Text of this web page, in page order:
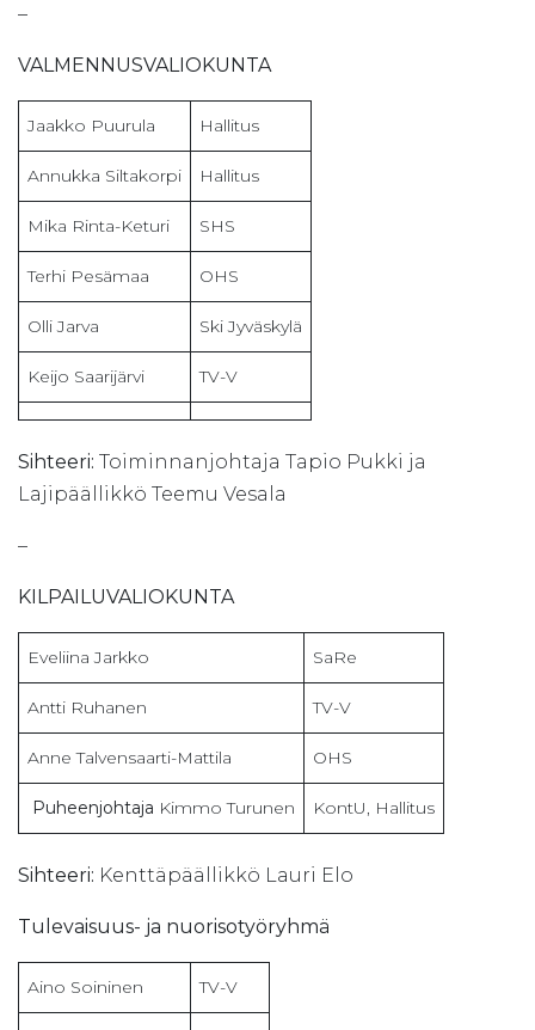
–
VALMENNUSVALIOKUNTA
Jaakko Puurula Hallitus
Annukka Siltakorpi Hallitus
Mika Rinta-Keturi SHS
Terhi Pesämaa OHS
Olli Jarva Ski Jyväskylä
Keijo Saarijärvi TV-V
Sihteeri: Toiminnanjohtaja Tapio Pukki ja
Lajipäällikkö Teemu Vesala
–
KILPAILUVALIOKUNTA
Eveliina Jarkko SaRe
Antti Ruhanen TV-V
Anne Talvensaarti-Mattila OHS
Puheenjohtaja Kimmo Turunen KontU, Hallitus
Sihteeri: Kenttäpäällikkö Lauri Elo
Tulevaisuus- ja nuorisotyöryhmä
Aino Soininen TV-V